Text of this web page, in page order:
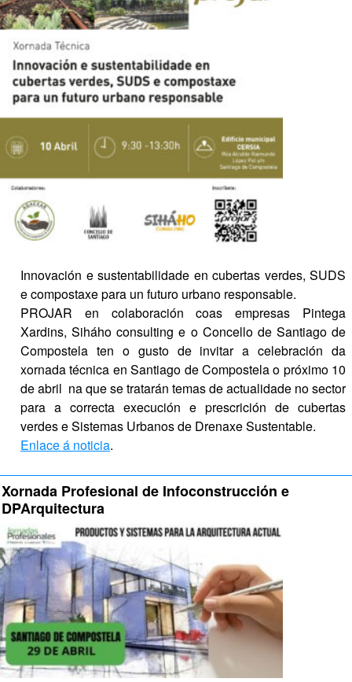
Innovación e sustentabilidade en cubertas verdes, SUDS
e compostaxe para un futuro urbano responsable.
PROJAR en colaboración coas empresas Pintega
Xardins, Siháho consulting e o Concello de Santiago de
Compostela ten o gusto de invitar a celebración da
xornada técnica en Santiago de Compostela o próximo 10
de abril  na que se tratarán temas de actualidade no sector
para a correcta execución e prescrición de cubertas
verdes e Sistemas Urbanos de Drenaxe Sustentable.
Enlace á noticia.
Xornada Profesional de Infoconstrucción e
DPArquitectura